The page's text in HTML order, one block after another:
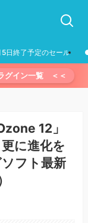
日終了予定のセール
グイン一覧 ＜＜
12」
に進化を
フト最新